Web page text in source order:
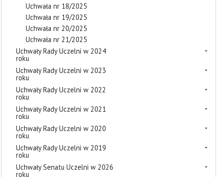
Uchwała nr 18/2025
Uchwała nr 19/2025
Uchwała nr 20/2025
Uchwała nr 21/2025
Uchwały Rady Uczelni w 2024
roku
Uchwały Rady Uczelni w 2023
roku
Uchwały Rady Uczelni w 2022
roku
Uchwały Rady Uczelni w 2021
roku
Uchwały Rady Uczelni w 2020
roku
Uchwały Rady Uczelni w 2019
roku
Uchwały Senatu Uczelni w 2026
roku